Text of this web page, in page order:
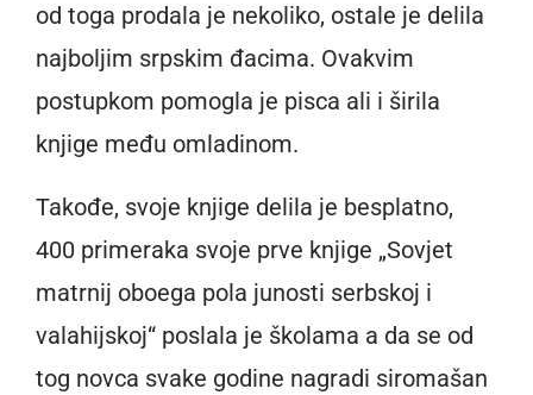
od toga prodala je nekoliko, ostale je delila
najboljim srpskim đacima. Ovakvim
postupkom pomogla je pisca ali i širila
knjige među omladinom.
Takođe, svoje knjige delila je besplatno,
400 primeraka svoje prve knjige „Sovjet
matrnij oboega pola junosti serbskoj i
valahijskoj“ poslala je školama a da se od
tog novca svake godine nagradi siromašan